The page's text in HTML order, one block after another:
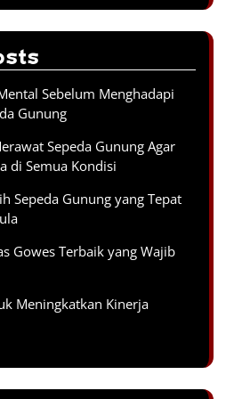
Sebelum Menghadapi
Gunung
Sepeda Gunung Agar
di Semua Kondisi
Sepeda Gunung yang Tepat
Gowes Terbaik yang Wajib
Meningkatkan Kinerja